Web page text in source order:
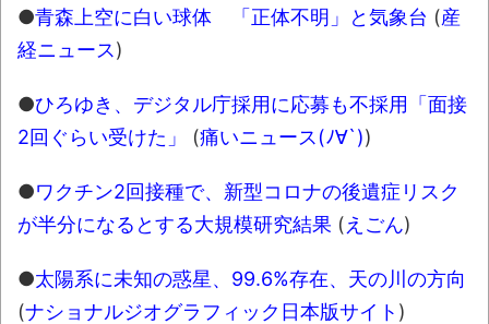
翻訳によると「怒った子どもが我慢に我慢
して放った究極の技 これだけは使いたくなか
ったのに・・・」とのこと。
まっぷたつに…日本レトロゲーム協会がゲー
別にどこの誰が一日何時間睡眠だろうがど
うでもいいじゃないですか
8月26日にリメイク完結編「FF7リベレーシ
ョン」の新映像が公開！欧州gamescom 2026
●青森上空に白い球体 「正体不明」と気象台 (産
経ニュース)
●ひろゆき、デジタル庁採用に応募も不採用「面接
2回ぐらい受けた」
(痛いニュース(ﾉ∀`))
●ワクチン2回接種で、新型コロナの後遺症リスク
が半分になるとする大規模研究結果 (えごん)
●太陽系に未知の惑星、99.6%存在、天の川の方向
(ナショナルジオグラフィック日本版サイト )